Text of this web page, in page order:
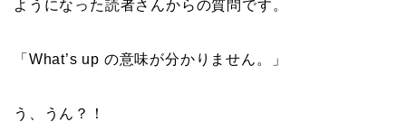
ようになった読者さんからの質問です。
「What’s up の意味が分かりません。」
う、うん？！